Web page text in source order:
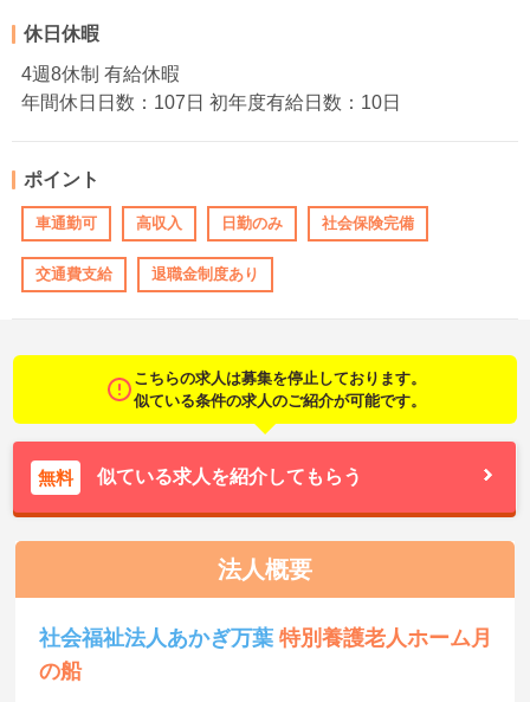
休日休暇
4週8休制 有給休暇
年間休日日数：107日 初年度有給日数：10日
ポイント
車通勤可 高収入 日勤のみ 社会保険完備
交通費支給 退職金制度あり
こちらの求人は募集を停止しております。
似ている条件の求人のご紹介が可能です。
無料 似ている求人を紹介してもらう
法人概要
社会福祉法人あかぎ万葉特別養護老人ホーム月
の船